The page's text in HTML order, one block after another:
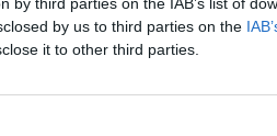
by us to third parties on the
it to other third parties.